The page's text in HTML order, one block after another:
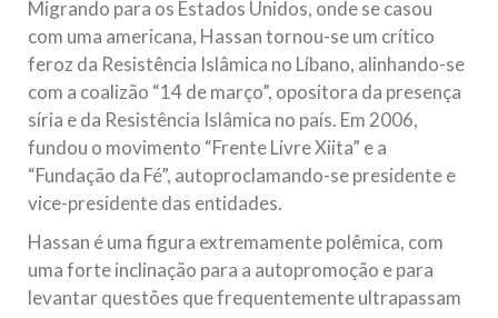
Migrando para os Estados Unidos, onde se casou
com uma americana, Hassan tornou-se um crítico
feroz da Resistência Islâmica no Líbano, alinhando-se
com a coalizão “14 de março”, opositora da presença
síria e da Resistência Islâmica no país. Em 2006,
fundou o movimento “Frente Livre Xiita” e a
“Fundação da Fé”, autoproclamando-se presidente e
vice-presidente das entidades.
Hassan é uma figura extremamente polêmica, com
uma forte inclinação para a autopromoção e para
levantar questões que frequentemente ultrapassam